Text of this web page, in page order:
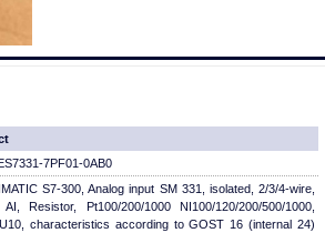
7PF01-0AB0
S7-300, Analog input SM 331, isolated, 2/3/4-wire,
Resistor, Pt100/200/1000 NI100/120/200/500/1000,
characteristics according to GOST 16 (internal 24)